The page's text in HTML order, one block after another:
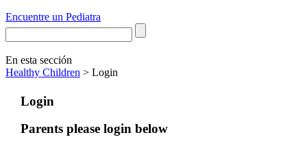
Encuentre un Pediatra
En esta sección
Healthy Children > Login
Login
Parents please login below